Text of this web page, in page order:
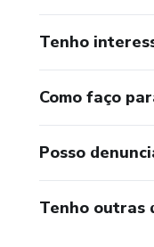
Tenho
Como faço
Posso
Tenho outras